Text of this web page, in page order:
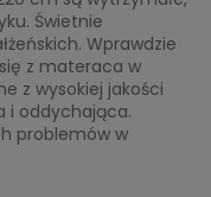
Świetnie
Wprawdzie
z materaca w
z wysokiej jakości
i oddychająca.
problemów w